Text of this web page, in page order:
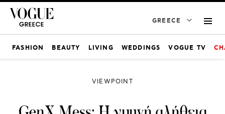
GREECE
FASHION BEAUTY LIVING WEDDINGS VOGUE TV
VIEWPOINT